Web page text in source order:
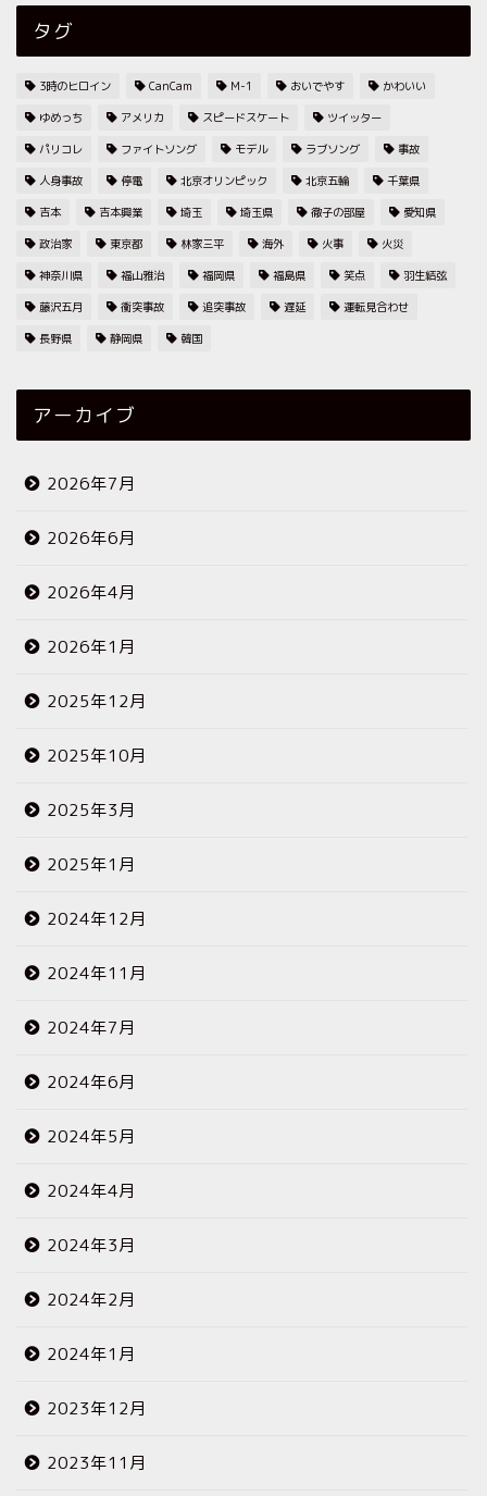
タグ
3時のヒロイン CanCam M-1 おいでやす かわいい
ゆめっち アメリカ スピードスケート ツイッター
パリコレ ファイトソング モデル ラブソング 事故
人身事故 停電 北京オリンピック 北京五輪 千葉県
吉本 吉本興業 埼玉 埼玉県 徹子の部屋 愛知県
政治家 東京都 林家三平 海外 火事 火災
神奈川県 福山雅治 福岡県 福島県 笑点 羽生結弦
藤沢五月 衝突事故 追突事故 遅延 運転見合わせ
長野県 静岡県 韓国
アーカイブ
2026年7月
2026年6月
2026年4月
2026年1月
2025年12月
2025年10月
2025年3月
2025年1月
2024年12月
2024年11月
2024年7月
2024年6月
2024年5月
2024年4月
2024年3月
2024年2月
2024年1月
2023年12月
2023年11月